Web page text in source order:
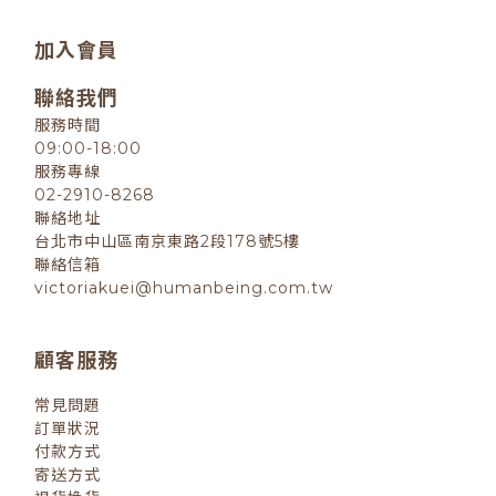
加入會員
聯絡我們
服務時間
09:00-18:00
服務專線
02-2910-8268
聯絡地址
台北市中山區南京東路2段178號5樓
聯絡信箱
victoriakuei@humanbeing.com.tw
顧客服務
常見問題
訂單狀況
付款方式
寄送方式